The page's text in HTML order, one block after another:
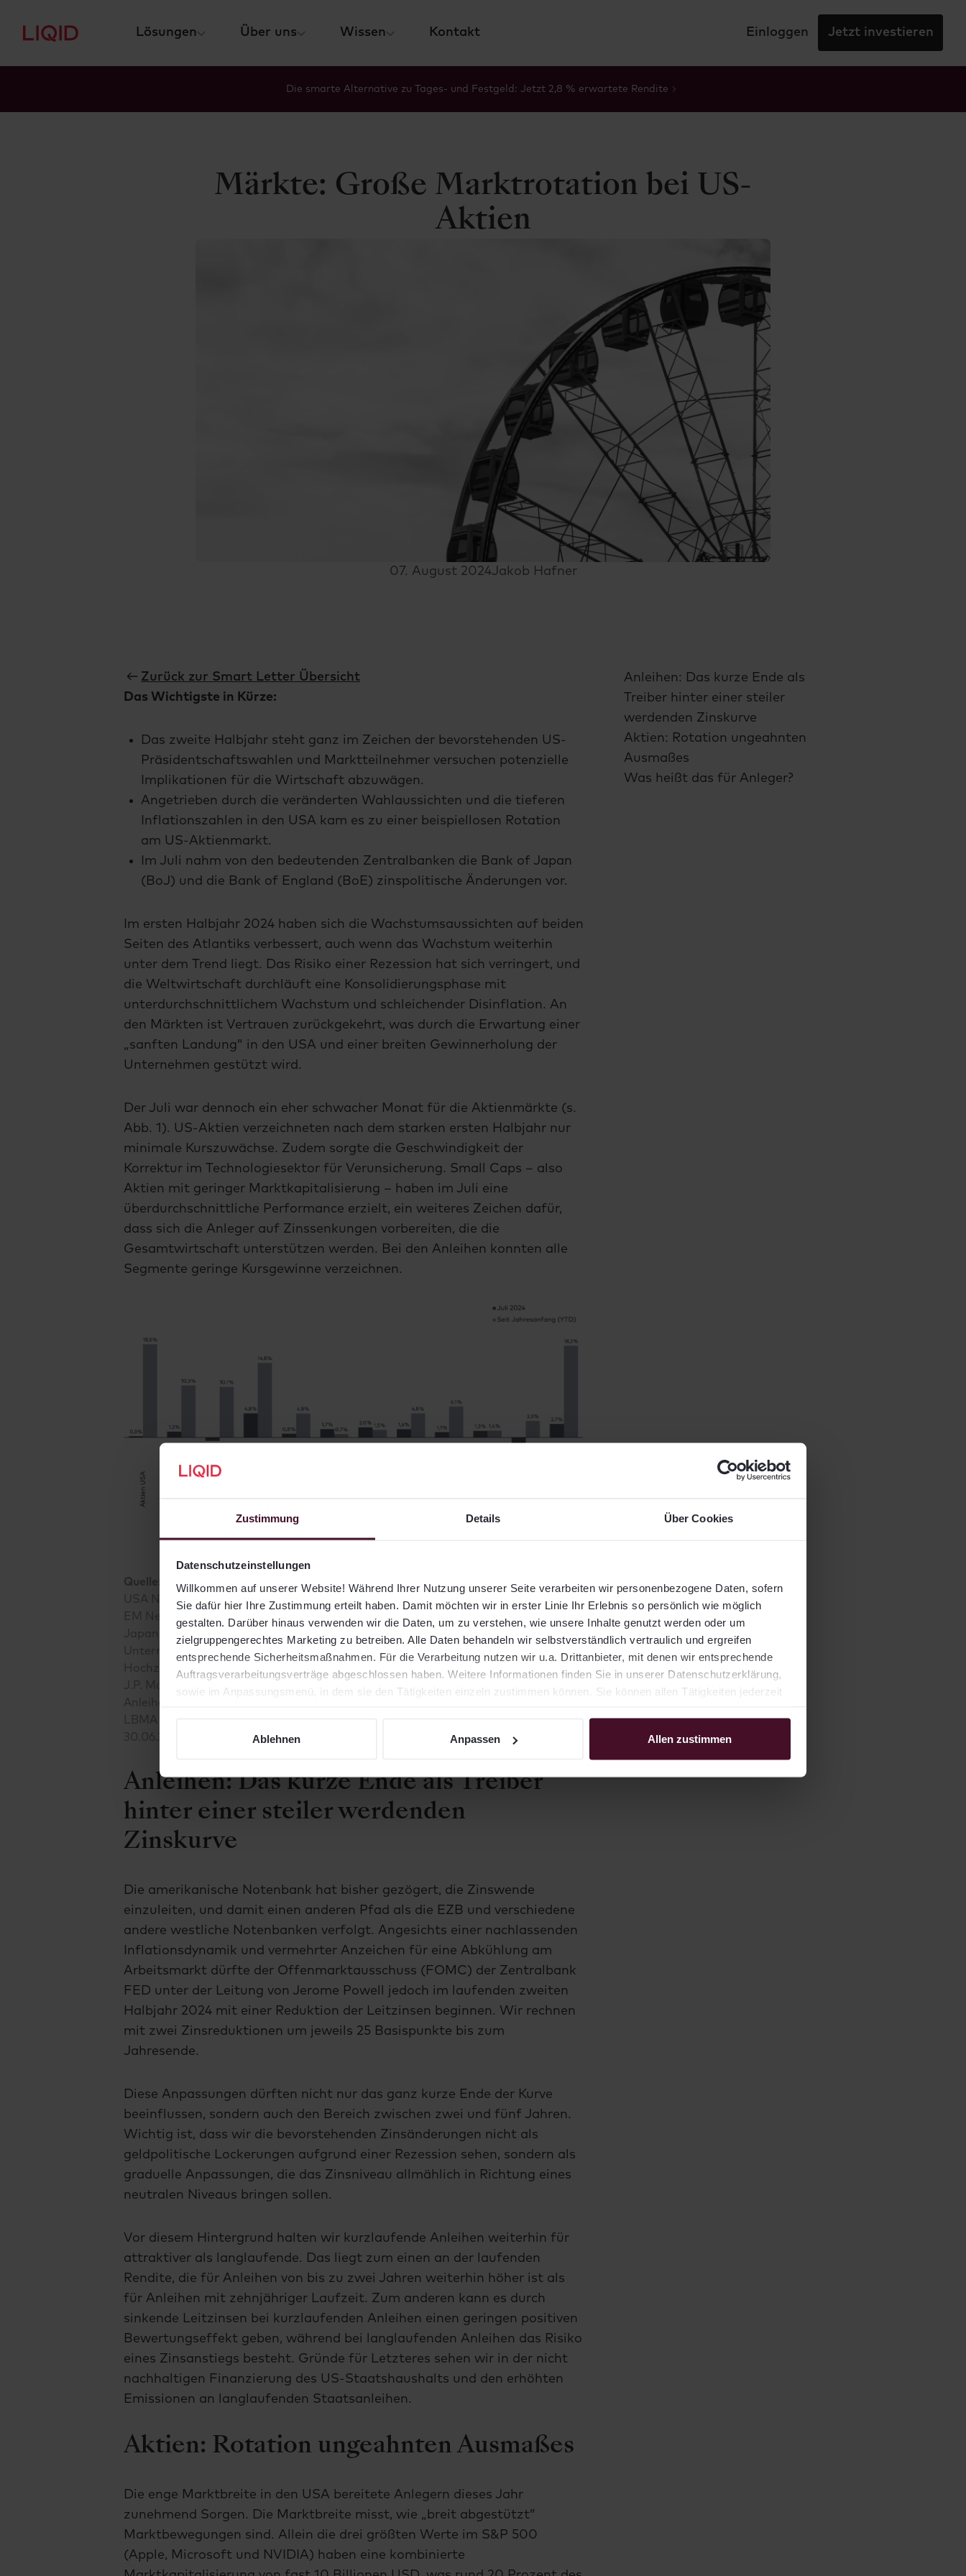
Zustimmung Details Über Cookies
Datenschutzeinstellungen
Willkommen auf unserer Website! Während Ihrer Nutzung unserer Seite verarbeiten wir personenbezogene Daten, sofern
Sie dafür hier Ihre Zustimmung erteilt haben. Damit möchten wir in erster Linie Ihr Erlebnis so persönlich wie möglich
gestalten. Darüber hinaus verwenden wir die Daten, um zu verstehen, wie unsere Inhalte genutzt werden oder um
zielgruppengerechtes Marketing zu betreiben. Alle Daten behandeln wir selbstverständlich vertraulich und ergreifen
entsprechende Sicherheitsmaßnahmen. Für die Verarbeitung nutzen wir u.a. Drittanbieter, mit denen wir entsprechende
Auftragsverarbeitungsverträge abgeschlossen haben. Weitere Informationen finden Sie in unserer Datenschutzerklärung,
sowie im Anpassungsmenü, in dem sie den Tätigkeiten einzeln zustimmen können. Sie können allen Tätigkeiten jederzeit
Ablehnen Anpassen Allen zustimmen
Lösungen Über uns Wissen Kontakt Einloggen Jetzt investieren
Die smarte Alternative zu Tages- und Festgeld: Jetzt 2,8 % erwartete Rendite
Märkte: Große Markt­rota­tion bei US-
Aktien
07. August 2024Jakob Hafner
Zurück zur Smart Letter Übersicht
Das Wichtigste in Kürze:
Das zweite Halbjahr steht ganz im Zeichen der bevorstehenden US-
Präsidentschaftswahlen und Marktteilnehmer versuchen potenzielle
Implikationen für die Wirtschaft abzuwägen.
Angetrieben durch die veränderten Wahlaussichten und die tieferen
Inflationszahlen in den USA kam es zu einer beispiellosen Rotation
am US-Aktienmarkt.
Im Juli nahm von den bedeutenden Zentralbanken die Bank of Japan
(BoJ) und die Bank of England (BoE) zinspolitische Änderungen vor.
Im ersten Halbjahr 2024 haben sich die Wachstumsaussichten auf beiden
Seiten des Atlantiks verbessert, auch wenn das Wachstum weiterhin
unter dem Trend liegt. Das Risiko einer Rezession hat sich verringert, und
die Weltwirtschaft durchläuft eine Konsolidierungsphase mit
unterdurchschnittlichem Wachstum und schleichender Disinflation. An
den Märkten ist Vertrauen zurückgekehrt, was durch die Erwartung einer
„sanften Landung” in den USA und einer breiten Gewinnerholung der
Unternehmen gestützt wird.
Der Juli war dennoch ein eher schwacher Monat für die Aktienmärkte (s.
Abb. 1). US-Aktien verzeichneten nach dem starken ersten Halbjahr nur
minimale Kurszuwächse. Zudem sorgte die Geschwindigkeit der
Korrektur im Technologiesektor für Verunsicherung. Small Caps – also
Aktien mit geringer Marktkapitalisierung – haben im Juli eine
überdurchschnittliche Performance erzielt, ein weiteres Zeichen dafür,
dass sich die Anleger auf Zinssenkungen vorbereiten, die die
Gesamtwirtschaft unterstützen werden. Bei den Anleihen konnten alle
Segmente geringe Kursgewinne verzeichnen.
Quelle:
LIQID, Bloomberg. Gesamtrendite in Euro und Prozent. Aktien USA: MSCI
USA Net TR, Aktien Europa: MSCI Europe Net TR, Aktien Schwellenländer: MSCI
EM Net TR, Aktien Japan: MSCI Japan Net TR. Aktien Pazifik: MSCI Pacific ex
Japan Net TR, Euro-Staatsanleihen: Bloomberg Euro Govt 1–10 Yr Bond Index,
Unternehmensanleihen IG: Bloomberg Global Aggregate - Corporate Index,
Hochzinsanleihen: Bloomberg Global High Yield Index, Schwellenländeranleihen:
J.P. Morgan Emerging Markets Bond Global Core Index, Inflationsindexierte
Anleihen: Bloomberg Global Inflation-Linked 1-10yrs TR Index EUR-Hedged, Gold:
LBMA Gold Price, Rohstoffe: Bloomberg Commodity TR Index. Zeitraum Juli:
30.06.2024 – 31.07.2024, Zeitraum YTD: 31.12.2023 – 31.07.2024.
Anleihen: Das kurze Ende als Treiber
hinter einer steiler werdenden
Zinskurve
Die amerikanische Notenbank hat bisher gezögert, die Zinswende
einzuleiten, und damit einen anderen Pfad als die EZB und verschiedene
andere westliche Notenbanken verfolgt. Angesichts einer nachlassenden
Inflationsdynamik und vermehrter Anzeichen für eine Abkühlung am
Arbeitsmarkt dürfte der Offenmarktausschuss (FOMC) der Zentralbank
FED unter der Leitung von Jerome Powell jedoch im laufenden zweiten
Halbjahr 2024 mit einer Reduktion der Leitzinsen beginnen. Wir rechnen
mit zwei Zinsreduktionen um jeweils 25 Basispunkte bis zum
Jahresende.
Diese Anpassungen dürften nicht nur das ganz kurze Ende der Kurve
beeinflussen, sondern auch den Bereich zwischen zwei und fünf Jahren.
Wichtig ist, dass wir die bevorstehenden Zinsänderungen nicht als
geldpolitische Lockerungen aufgrund einer Rezession sehen, sondern als
graduelle Anpassungen, die das Zinsniveau allmählich in Richtung eines
neutralen Niveaus bringen sollen.
Vor diesem Hintergrund halten wir kurzlaufende Anleihen weiterhin für
attraktiver als langlaufende. Das liegt zum einen an der laufenden
Rendite, die für Anleihen von bis zu zwei Jahren weiterhin höher ist als
für Anleihen mit zehnjähriger Laufzeit. Zum anderen kann es durch
sinkende Leitzinsen bei kurzlaufenden Anleihen einen geringen positiven
Bewertungseffekt geben, während bei langlaufenden Anleihen das Risiko
eines Zinsanstiegs besteht. Gründe für Letzteres sehen wir in der nicht
nachhaltigen Finanzierung des US-Staatshaushalts und den erhöhten
Emissionen an langlaufenden Staatsanleihen.
Aktien: Rotation ungeahnten Ausmaßes
Die enge Marktbreite in den USA bereitete Anlegern dieses Jahr
zunehmend Sorgen. Die Marktbreite misst, wie „breit abgestützt”
Marktbewegungen sind. Allein die drei größten Werte im S&P 500
(Apple, Microsoft und NVIDIA) haben eine kombinierte
Anleihen: Das kurze Ende als
Treiber hinter einer steiler
werdenden Zinskurve
Aktien: Rotation ungeahnten
Ausmaßes
Was heißt das für Anleger?